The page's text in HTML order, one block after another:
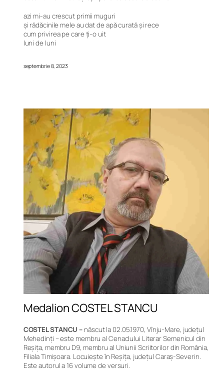
azi mi-au crescut primii muguri
și rădăcinile mele au dat de apă curată și rece
cum privirea pe care ți-o uit
luni de luni
septembrie 8, 2023
Medalion COSTEL STANCU
COSTEL STANCU – născut la 02.05.1970, Vînju-Mare, judeţul
Mehedinţi – este membru al Cenaclului LiterarSemenicul din
Reşiţa, membru D9, membru al Uniunii Scriitorilor din România,
Filiala Timişoara. Locuieşte în Reşiţa, judeţul Caraş-Severin.
Este autorul a 16 volume de versuri.